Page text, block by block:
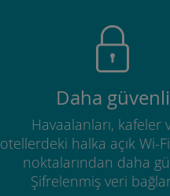
Daha güvenli
Havaalanları, kafeler
otellerdeki halka açık Wi-
noktalarından daha
Şifrelenmiş veri